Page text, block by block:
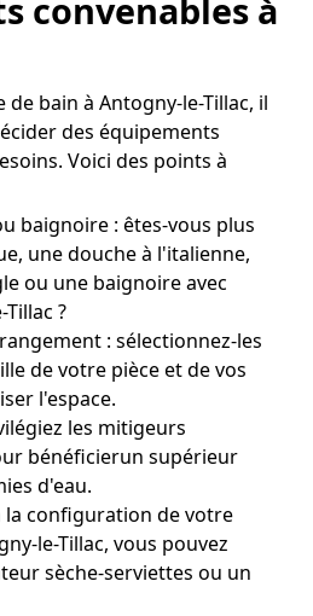
convenables à
bain à Antogny-le-Tillac, il
des équipements
Voici des points à
baignoire : êtes-vous plus
une douche à l'italienne,
ou une baignoire avec
?
: sélectionnez-les
de votre pièce et de vos
l'espace.
les mitigeurs
bénéficierun supérieur
d'eau.
la configuration de votre
le-Tillac, vous pouvez
sèche-serviettes ou un